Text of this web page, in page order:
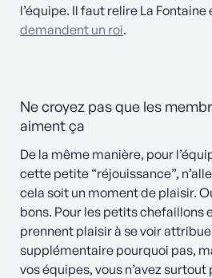
l’équipe. Il faut relire La Fontaine
demandent un roi.
Ne croyez pas que les
aiment ça
De la même manière, pour
cette petite “réjouissance”,
cela soit un moment de plaisir.
bons. Pour les petits chefaillons
prennent plaisir à se voir
supplémentaire pourquoi pas,
vos équipes, vous n’avez surtout